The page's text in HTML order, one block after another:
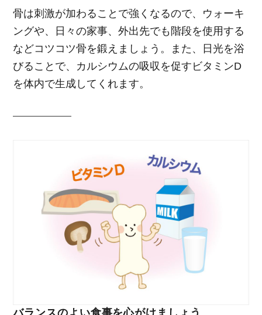
骨は刺激が加わることで強くなるので、ウォーキ
ングや、日々の家事、外出先でも階段を使用する
などコツコツ骨を鍛えましょう。また、日光を浴
びることで、カルシウムの吸収を促すビタミンD
を体内で生成してくれます。